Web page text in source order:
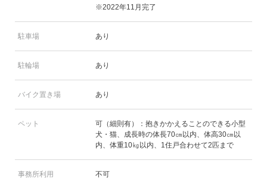
※2022年11月完了
駐車場 あり
駐輪場 あり
バイク置き場 あり
ペット
可（細則有）：抱きかかえることのできる小型
犬・猫、成長時の体長70㎝以内、体高30㎝以
内、体重10㎏以内、1住戸合わせて2匹まで
事務所利用 不可